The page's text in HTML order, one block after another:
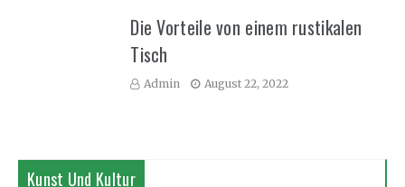
Die Vorteile von einem rustikalen
Tisch
Admin August 22, 2022
Kunst Und Kultur